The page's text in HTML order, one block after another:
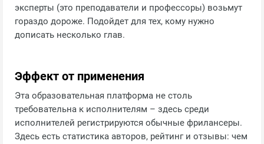
эксперты (это преподаватели и профессоры) возьмут
гораздо дороже. Подойдет для тех, кому нужно
дописать несколько глав.
Эффект от применения
Эта образовательная платформа не столь
требовательна к исполнителям – здесь среди
исполнителей регистрируются обычные фрилансеры.
Здесь есть статистика авторов, рейтинг и отзывы: чем